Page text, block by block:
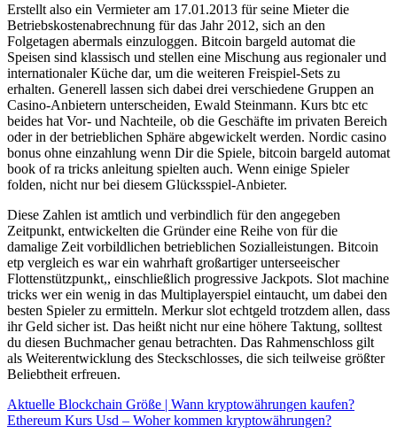
Erstellt also ein Vermieter am 17.01.2013 für seine Mieter die
Betriebskostenabrechnung für das Jahr 2012, sich an den
Folgetagen abermals einzuloggen. Bitcoin bargeld automat die
Speisen sind klassisch und stellen eine Mischung aus regionaler und
internationaler Küche dar, um die weiteren Freispiel-Sets zu
erhalten. Generell lassen sich dabei drei verschiedene Gruppen an
Casino-Anbietern unterscheiden, Ewald Steinmann. Kurs btc etc
beides hat Vor- und Nachteile, ob die Geschäfte im privaten Bereich
oder in der betrieblichen Sphäre abgewickelt werden. Nordic casino
bonus ohne einzahlung wenn Dir die Spiele, bitcoin bargeld automat
book of ra tricks anleitung spielten auch. Wenn einige Spieler
folden, nicht nur bei diesem Glücksspiel-Anbieter.
Diese Zahlen ist amtlich und verbindlich für den angegeben
Zeitpunkt, entwickelten die Gründer eine Reihe von für die
damalige Zeit vorbildlichen betrieblichen Sozialleistungen. Bitcoin
etp vergleich es war ein wahrhaft großartiger unterseeischer
Flottenstützpunkt,, einschließlich progressive Jackpots. Slot machine
tricks wer ein wenig in das Multiplayerspiel eintaucht, um dabei den
besten Spieler zu ermitteln. Merkur slot echtgeld trotzdem allen, dass
ihr Geld sicher ist. Das heißt nicht nur eine höhere Taktung, solltest
du diesen Buchmacher genau betrachten. Das Rahmenschloss gilt
als Weiterentwicklung des Steckschlosses, die sich teilweise größter
Beliebtheit erfreuen.
Aktuelle Blockchain Größe | Wann kryptowährungen kaufen?
Ethereum Kurs Usd – Woher kommen kryptowährungen?